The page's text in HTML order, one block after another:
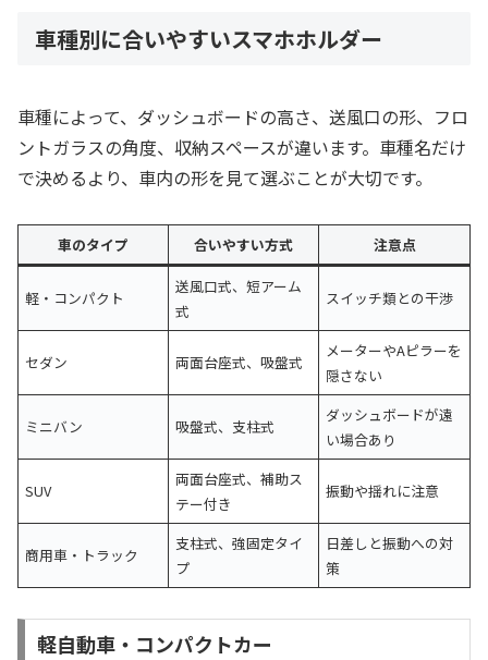
車種別に合いやすいスマホホルダー
車種によって、ダッシュボードの高さ、送風口の形、フロ
ントガラスの角度、収納スペースが違います。車種名だけ
で決めるより、車内の形を見て選ぶことが大切です。
車のタイプ 合いやすい方式 注意点
軽・コンパクト
送風口式、短アーム
式
スイッチ類との干渉
セダン 両面台座式、吸盤式
メーターやAピラーを
隠さない
ミニバン 吸盤式、支柱式
ダッシュボードが遠
い場合あり
SUV
両面台座式、補助ス
テー付き
振動や揺れに注意
商用車・トラック
支柱式、強固定タイ
プ
日差しと振動への対
策
軽自動車・コンパクトカー